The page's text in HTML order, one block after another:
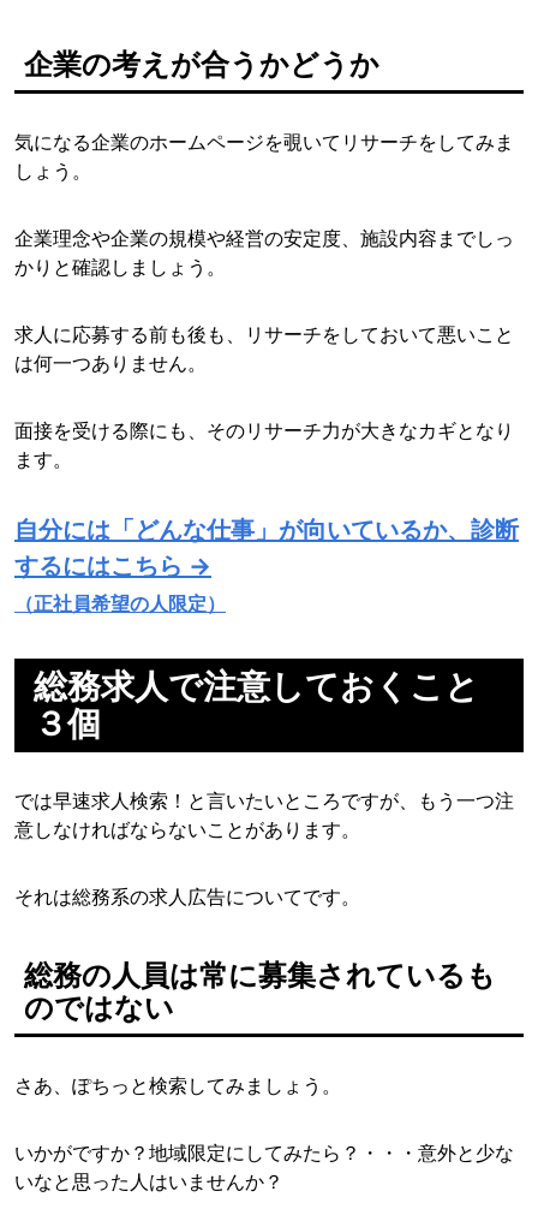
企業の考えが合うかどうか
気になる企業のホームページを覗いてリサーチをしてみま
しょう。
企業理念や企業の規模や経営の安定度、施設内容までしっ
かりと確認しましょう。
求人に応募する前も後も、リサーチをしておいて悪いこと
は何一つありません。
面接を受ける際にも、そのリサーチ力が大きなカギとなり
ます。
自分には「どんな仕事」が向いているか、診断
するにはこちら →
（正社員希望の人限定）
総務求人で注意しておくこと
３個
では早速求人検索！と言いたいところですが、もう一つ注
意しなければならないことがあります。
それは総務系の求人広告についてです。
総務の人員は常に募集されているも
のではない
さあ、ぽちっと検索してみましょう。
いかがですか？地域限定にしてみたら？・・・意外と少な
いなと思った人はいませんか？